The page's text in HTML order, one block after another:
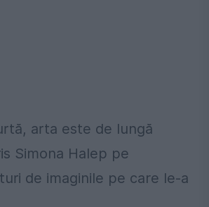
arta este de lungă
Simona Halep pe
de imaginile pe care le-a